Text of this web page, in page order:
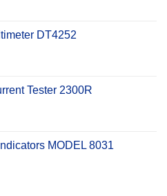
DT4252
Tester 2300R
MODEL 8031